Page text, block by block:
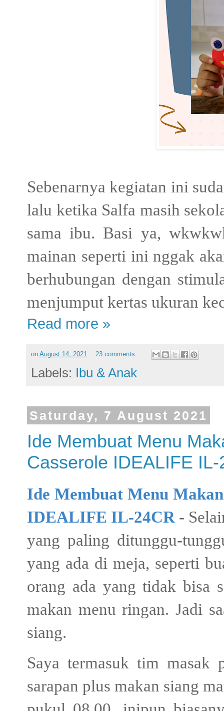
Sebenarnya kegiatan ini
lalu ketika Salfa masih
sama ibu. Basi ya,
mainan seperti ini nggak
berhubungan dengan
menjumput kertas ukuran
Read more »
on August 14, 2021 23 comments:
Labels: Ibu & Anak
Saturday, 7 August 2021
Ide Membuat Menu
Casserole IDEALIFE IL-
Ide Membuat Menu
IDEALIFE IL-24CR -
yang paling ditunggu-
yang ada di meja, seperti
orang ada yang tidak bisa
makan menu ringan. Jadi
siang.
Saya termasuk tim masak
sarapan plus makan siang